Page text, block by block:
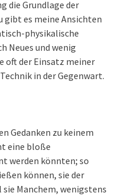
die Grundlage der
gibt es meine Ansichten
physikalische
Neues und wenig
oft der Einsatz meiner
in der Gegenwart.
Gedanken zu keinem
eine bloße
werden könnten; so
können, sie der
Manchem, wenigstens